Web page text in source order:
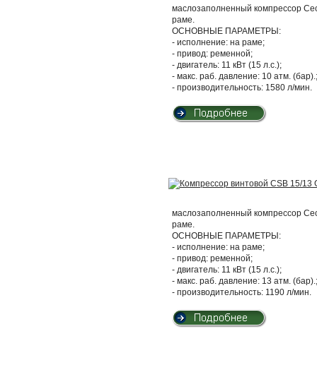
маслозаполненный компрессор
раме.
ОСНОВНЫЕ ПАРАМЕТРЫ:
- исполнение: на раме;
- привод: ременной;
- двигатель: 11 кВт (15 л.с.);
- макс. раб. давление: 10 атм. (бар).;
- производительность: 1580 л/мин.
маслозаполненный компрессор
раме.
ОСНОВНЫЕ ПАРАМЕТРЫ:
- исполнение: на раме;
- привод: ременной;
- двигатель: 11 кВт (15 л.с.);
- макс. раб. давление: 13 атм. (бар).;
- производительность: 1190 л/мин.